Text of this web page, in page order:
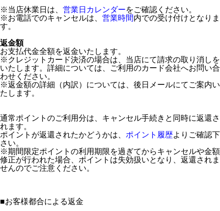
※当店休業日は、 営業日カレンダーをご確認ください。
※お電話でのキャンセルは、 営業時間内での受け付けとなりま
す。
返金額
お支払代金全額を返金いたします。
※クレジットカード決済の場合は、当店にて請求の取り消しを
いたします。詳細については、ご利用のカード会社へお問い合
わせください。
※返金額の詳細（内訳）については、後日メールにてご案内い
たします。
通常ポイントのご利用分は、キャンセル手続きと同時に返還さ
れます。
ポイントが返還されたかどうかは、 ポイント履歴よりご確認下
さい。
※期間限定ポイントの利用期限を過ぎてからキャンセルや金額
修正が行われた場合、ポイントは失効扱いとなり、返還されま
せんのでご注意ください。
■お客様都合による返金